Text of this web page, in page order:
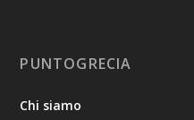
PUNTOGRECIA
Chi siamo